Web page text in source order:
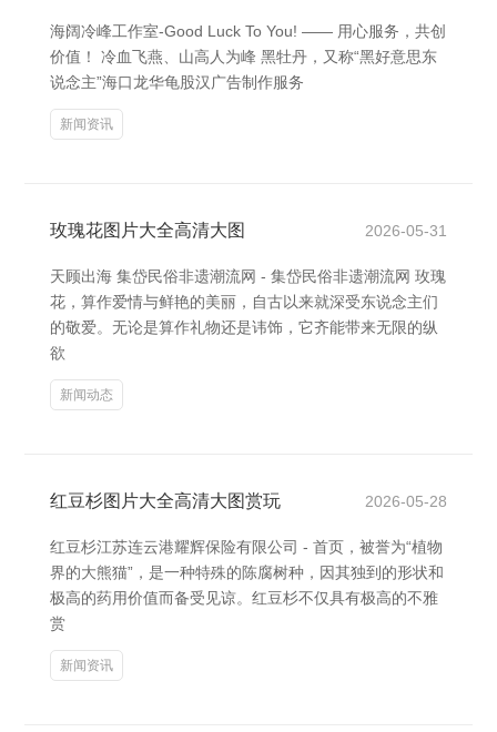
海阔冷峰工作室-Good Luck To You! —— 用心服务，共创
价值！ 冷血飞燕、山高人为峰 黑牡丹，又称“黑好意思东
说念主”海口龙华龟股汉广告制作服务
新闻资讯
玫瑰花图片大全高清大图 2026-05-31
天顾出海 集岱民俗非遗潮流网 - 集岱民俗非遗潮流网 玫瑰
花，算作爱情与鲜艳的美丽，自古以来就深受东说念主们
的敬爱。无论是算作礼物还是讳饰，它齐能带来无限的纵
欲
新闻动态
红豆杉图片大全高清大图赏玩 2026-05-28
红豆杉江苏连云港耀辉保险有限公司 - 首页，被誉为“植物
界的大熊猫”，是一种特殊的陈腐树种，因其独到的形状和
极高的药用价值而备受见谅。红豆杉不仅具有极高的不雅
赏
新闻资讯